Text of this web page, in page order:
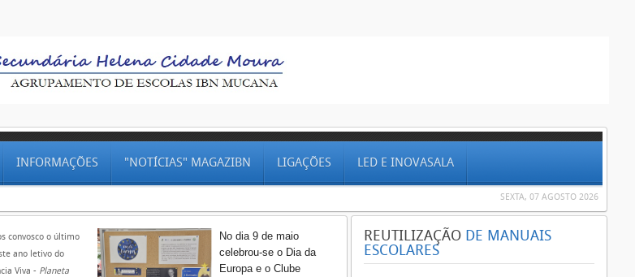
INFORMAÇÕES "NOTÍCIAS" MAGAZIBN LIGAÇÕES LED E INOVASALA
SEXTA, 07 AGOSTO 2026
convosco o último
ano letivo do
Viva - Planeta
No dia 9 de maio
celebrou-se o Dia da
Europa e o Clube
REUTILIZAÇÃO DE MANUAIS
ESCOLARES